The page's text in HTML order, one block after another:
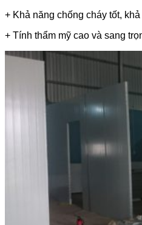
+ Khả năng chống cháy tốt,
+ Tính thẩm mỹ cao và sang